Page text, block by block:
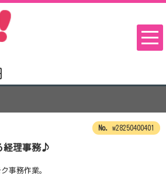
w28250400401
経理事務♪
事務作業。